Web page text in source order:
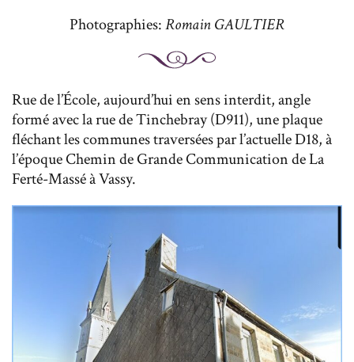
Photographies:Romain GAULTIER
Rue de l’École, aujourd’hui en sens interdit, angle
formé avec la rue de Tinchebray (D911), une plaque
fléchant les communes traversées par l’actuelle D18, à
l’époque Chemin de Grande Communication de La
Ferté-Massé à Vassy.